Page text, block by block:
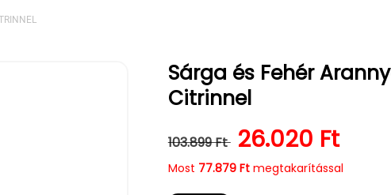
Sárga és Fehér
Citrinnel
Normál ár
103.899 Ft 26.020 Ft
Most 77.879 Ftmegtakarítással